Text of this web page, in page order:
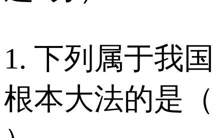
1. 下列属于我国
根本大法的是（